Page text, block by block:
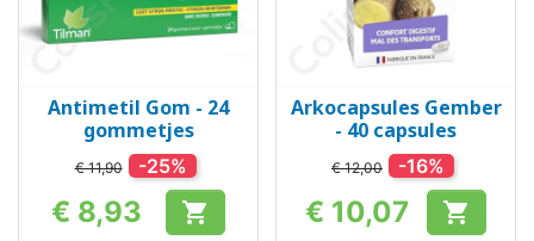
Antimetil Gom - 24
gommetjes
€ 11,90 -25%
Prijs
€ 8,93 
Arkocapsules Gember
- 40 capsules
€ 12,00 -16%
Prijs
€ 10,07 